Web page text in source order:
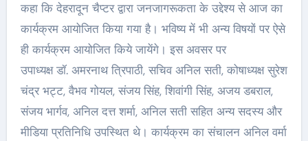
कहा कि देहरादून चैप्टर द्वारा जनजागरूकता के उद्देश्य से आज का
कार्यक्रम आयोजित किया गया है। भविष्य में भी अन्य विषयों पर ऐसे
ही कार्यक्रम आयोजित किये जायेंगे। इस अवसर पर
उपाध्यक्ष डॉ. अमरनाथ त्रिपाठी, सचिव अनिल सती, कोषाध्यक्ष सुरेश
चंद्र भट्ट, वैभव गोयल, संजय सिंह, शिवांगी सिंह, अजय डबराल,
संजय भार्गव, अनिल दत्त शर्मा, अनिल सती सहित अन्य सदस्य और
मीडिया प्रतिनिधि उपस्थित थे। कार्यक्रम का संचालन अनिल वर्मा